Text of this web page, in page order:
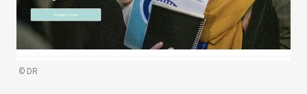
© DR